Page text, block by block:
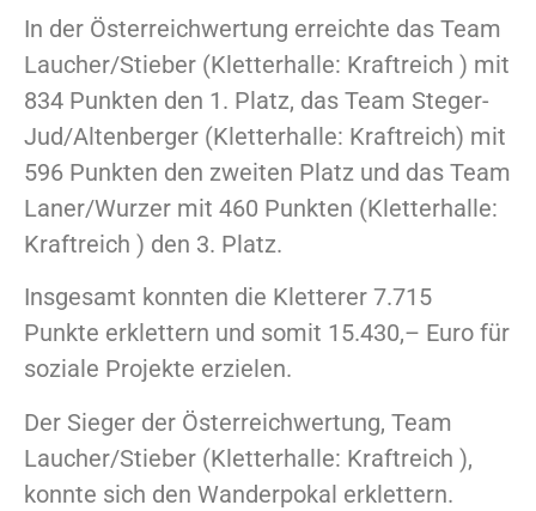
In der Österreichwertung erreichte das Team
Laucher/Stieber (Kletterhalle: Kraftreich ) mit
834 Punkten den 1. Platz, das Team Steger-
Jud/Altenberger (Kletterhalle: Kraftreich) mit
596 Punkten den zweiten Platz und das Team
Laner/Wurzer mit 460 Punkten (Kletterhalle:
Kraftreich ) den 3. Platz.
Insgesamt konnten die Kletterer 7.715
Punkte erklettern und somit 15.430,– Euro für
soziale Projekte erzielen.
Der Sieger der Österreichwertung, Team
Laucher/Stieber (Kletterhalle: Kraftreich ),
konnte sich den Wanderpokal erklettern.